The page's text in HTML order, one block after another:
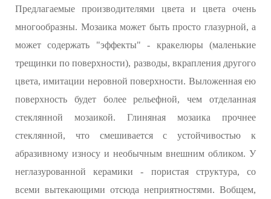
Предлагаемые производителями цвета и цвета очень
многообразны. Мозаика может быть просто глазурной, а
может содержать "эффекты" - кракелюры (маленькие
трещинки по поверхности), разводы, вкрапления другого
цвета, имитации неровной поверхности. Выложенная ею
поверхность будет более рельефной, чем отделанная
стеклянной мозаикой. Глиняная мозаика прочнее
стеклянной, что смешивается с устойчивостью к
абразивному износу и необычным внешним обликом. У
неглазурованной керамики - пористая структура, со
всеми вытекающими отсюда неприятностями. Вобщем,